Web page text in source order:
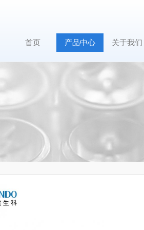
首页 产品中心 关于我们